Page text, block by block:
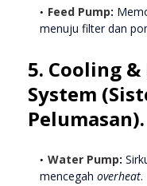
Feed Pump:
menuju filter dan
5. Cooling
System
Pelumasan).
Water Pump:
mencegah overheat.